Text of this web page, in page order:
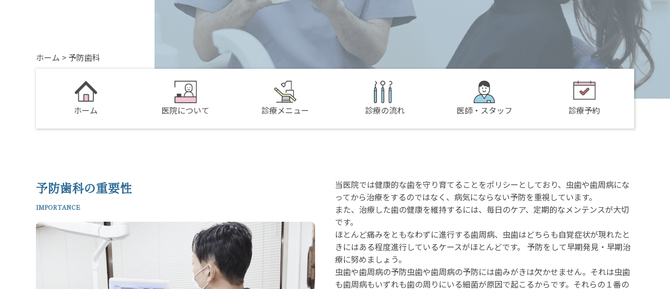
ホーム > 予防歯科
ホーム 医院について 診療メニュー 診療の流れ 医師・スタッフ 診療予約
予防歯科の重要性
当医院では健康的な⻭を守り育てることをポリシーとしており、虫⻭や⻭周病にな
ってから治療をするのではなく、病気にならない予防を重視しています。
また、治療した⻭の健康を維持するには、毎日のケア、定期的なメンテンスが大切
です。
ほとんど痛みをともなわずに進行する⻭周病、虫歯はどちらも自覚症状が現れたと
きにはある程度進行しているケースがほとんどです。 予防をして早期発見・早期治
療に努めましょう。
虫歯や歯周病の予防虫歯や歯周病の予防には歯みがきは欠かせません。それは虫歯
も歯周病もいずれも歯の周りにいる細菌が原因で起こるからです。それらの１番の